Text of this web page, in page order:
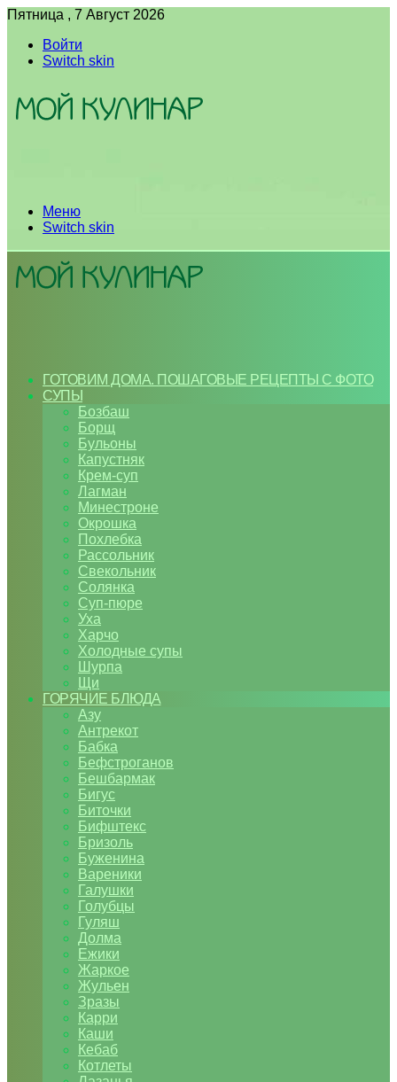
Пятница , 7 Август 2026
Войти
Switch skin
Меню
Switch skin
ГОТОВИМ ДОМА. ПОШАГОВЫЕ РЕЦЕПТЫ С ФОТО
СУПЫ
Бозбаш
Борщ
Бульоны
Капустняк
Крем-суп
Лагман
Минестроне
Окрошка
Похлебка
Рассольник
Свекольник
Солянка
Суп-пюре
Уха
Харчо
Холодные супы
Шурпа
Щи
ГОРЯЧИЕ БЛЮДА
Азу
Антрекот
Бабка
Бефстроганов
Бешбармак
Бигус
Биточки
Бифштекс
Бризоль
Буженина
Вареники
Галушки
Голубцы
Гуляш
Долма
Ежики
Жаркое
Жульен
Зразы
Карри
Каши
Кебаб
Котлеты